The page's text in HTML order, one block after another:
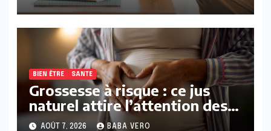
BIEN ÊTRE SANTE
Grossesse à risque : ce jus
naturel attire l’attention des
chercheurs
AOÛT 7, 2026 BABA VERO